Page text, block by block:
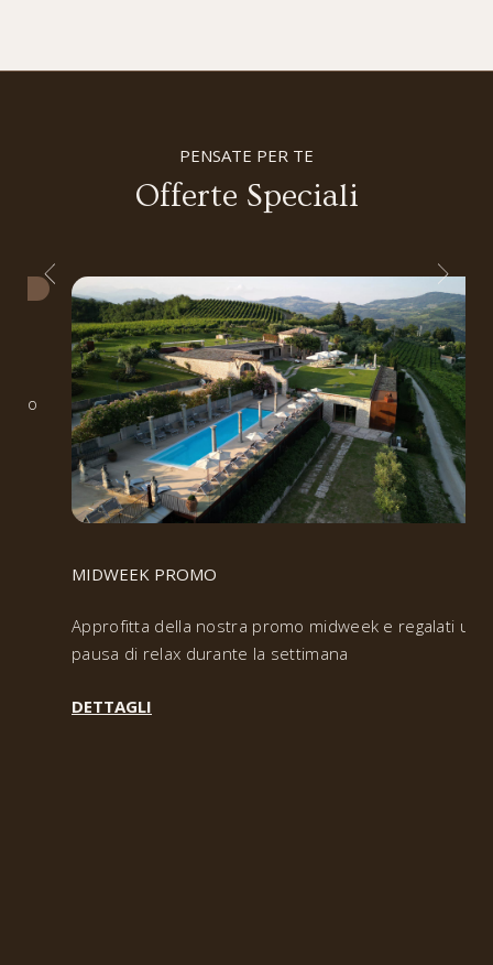
PENSATE PER TE
Offerte Speciali
MIDWEEK PROMO
Approfitta della nostra promo midweek e regalati una
pausa di relax durante la settimana
DETTAGLI